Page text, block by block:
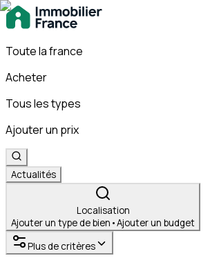
Toute la france
Acheter
Tous les types
Ajouter un prix
Actualités
Localisation
Ajouter un type de bien •Ajouter un budget
Plus de critères